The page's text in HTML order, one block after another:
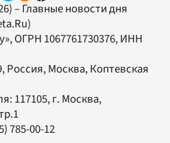
– Главные новости дня
, ОГРН 1067761730376, ИНН
Россия, Москва, Коптевская
117105, г. Москва,
785-00-12